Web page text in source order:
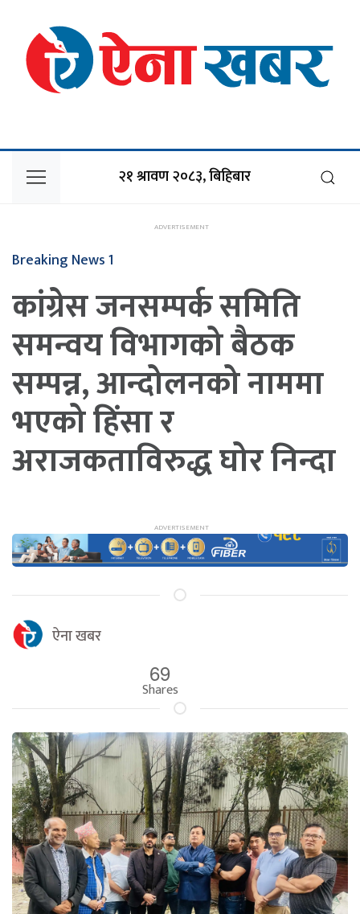
२१ श्रावण २०८३, बिहिबार
Breaking News 1
कांग्रेस जनसम्पर्क समिति
समन्वय विभागको बैठक
सम्पन्न, आन्दोलनको नाममा
भएको हिंसा र
अराजकताविरुद्ध घोर निन्दा
ऐना खबर
69
Shares